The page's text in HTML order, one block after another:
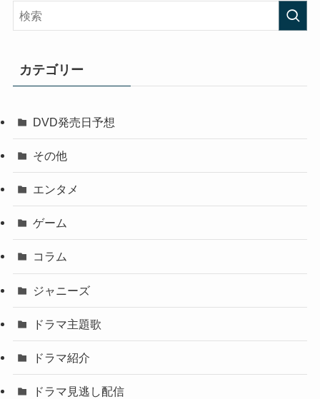
カテゴリー
DVD発売日予想
その他
エンタメ
ゲーム
コラム
ジャニーズ
ドラマ主題歌
ドラマ紹介
ドラマ見逃し配信